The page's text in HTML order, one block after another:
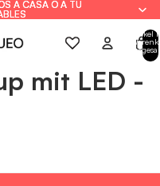
A CASA O A TU
A CASA O A TU
Artikel
mit LED -